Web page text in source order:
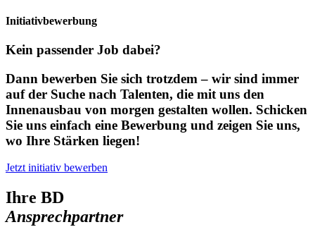
Initiativbewerbung
Kein passender Job dabei?
Dann bewerben Sie sich trotzdem – wir sind immer
auf der Suche nach Talenten, die mit uns den
Innenausbau von morgen gestalten wollen. Schicken
Sie uns einfach eine Bewerbung und zeigen Sie uns,
wo Ihre Stärken liegen!
Jetzt initiativ bewerben
Ihre BD
Ansprechpartner